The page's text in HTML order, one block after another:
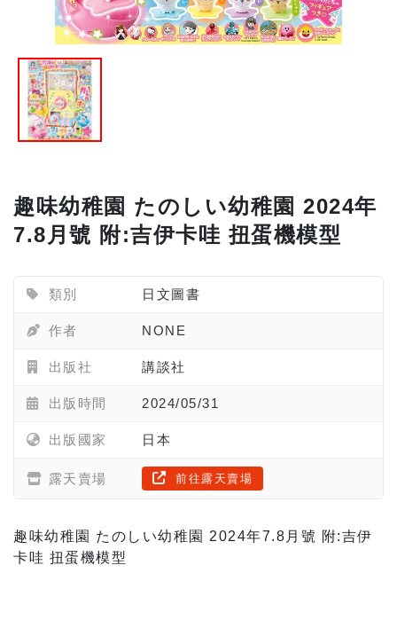
趣味幼稚園 たのしい幼稚園 2024年
7.8月號 附:吉伊卡哇 扭蛋機模型
類別 日文圖書
作者 NONE
出版社 講談社
出版時間 2024/05/31
出版國家 日本
露天賣場 前往露天賣場
趣味幼稚園 たのしい幼稚園 2024年7.8月號 附:吉伊
卡哇 扭蛋機模型